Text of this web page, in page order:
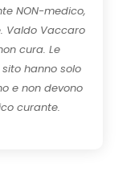
NON-medico,
Valdo Vaccaro
cura. Le
hanno solo
e non devono
curante.